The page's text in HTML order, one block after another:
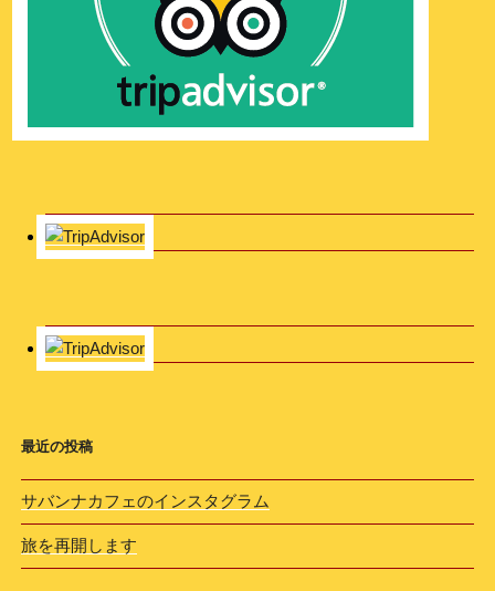
最近の投稿
サバンナカフェのインスタグラム
旅を再開します